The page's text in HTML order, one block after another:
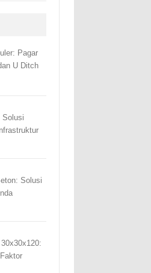
Pagar
U Ditch
Solusi
Solusi